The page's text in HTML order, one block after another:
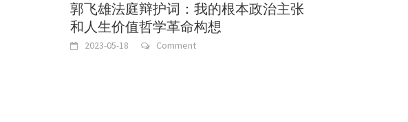
郭飞雄法庭辩护词：我的根本政治主张
和人生价值哲学革命构想
2023-05-18 Comment